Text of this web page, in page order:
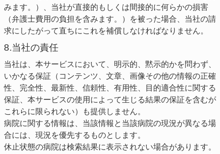
みます。）、当社が直接的もしくは間接的に何らかの損害
（弁護士費用の負担を含みます。）を被った場合、当社の請
求にしたがって直ちにこれを補償しなければなりません。
8.当社の責任
当社は、本サービスにおいて、明示的、黙示的かを問わず、
いかなる保証（コンテンツ、文章、画像その他の情報の正確
性、完全性、最新性、信頼性、有用性、目的適合性に関する
保証、本サービスの使用によって生じる結果の保証を含むが
これらに限られない）も提供しません。
病院に関する情報は、当該情報と当該病院の現況が異なる場
合には、現況を優先するものとします。
休止状態の病院は検索結果に表示されない場合があります。